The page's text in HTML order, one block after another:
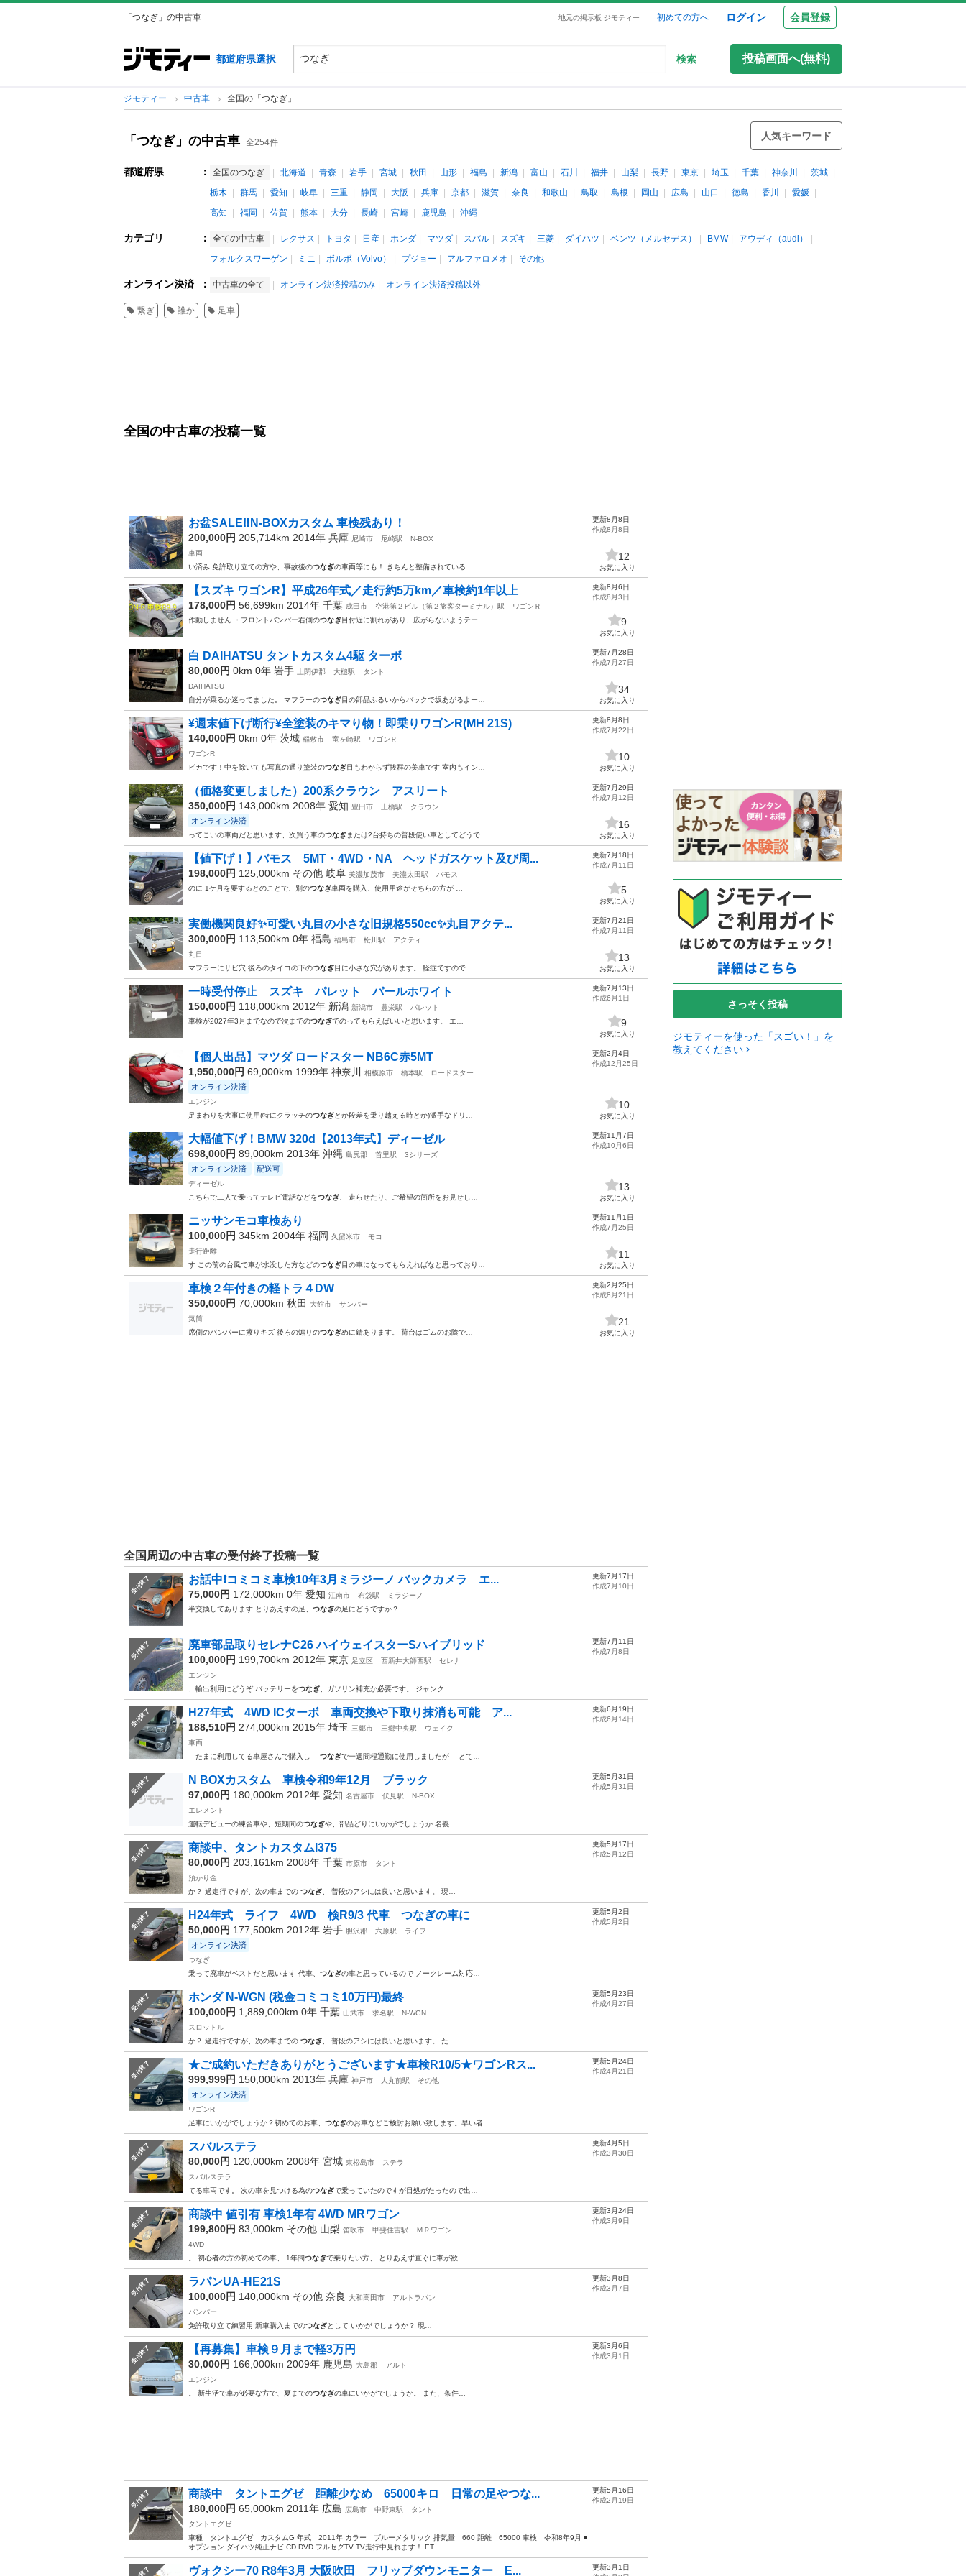
「つなぎ」の中古車 地元の掲示板 ジモティー 初めての方へ ログイン 会員登録
都道府県選択 検索 投稿画面へ(無料)
ジモティー 中古車 全国の「つなぎ」
「つなぎ」の中古車 全254件
人気キーワード
都道府県 ： 全国のつなぎ 北海道 青森 岩手 宮城 秋田 山形 福島 新潟 富山 石川 福井 山梨 長野 東京 埼玉 千葉 神奈川
茨城
栃木
群馬 愛知 岐阜 三重 静岡 大阪 兵庫 京都 滋賀 奈良 和歌山 鳥取 島根 岡山 広島 山口 徳島 香川
愛媛
高知
福岡 佐賀 熊本 大分 長崎 宮崎 鹿児島 沖縄
カテゴリ ： 全ての中古車 レクサス トヨタ 日産 ホンダ マツダ スバル スズキ 三菱 ダイハツ ベンツ（メルセデス） BMW
アウディ（audi）
フォルクスワーゲン
ミニ ボルボ（Volvo） プジョー アルファロメオ その他
オンライン決済 ： 中古車の全て オンライン決済投稿のみ オンライン決済投稿以外
繋ぎ 誰か 足車
全国の中古車の投稿一覧
お盆SALE‼️N-BOXカスタム 車検残あり！
200,000円 205,714km 2014年 兵庫 尼崎市 尼崎駅
N-BOX
車両
い済み 免許取り立ての方や、事故後のつなぎの車両等にも！ きちんと整備されている…
更新8月8日
作成8月8日
12
お気に入り
【スズキ ワゴンR】平成26年式／走行約5万km／車検約1年以上
178,000円 56,699km 2014年 千葉 成田市 空港第２ビル（第２旅客ターミナル）駅
ワゴンＲ
作動しません ・フロントバンパー右側のつなぎ目付近に割れがあり、広がらないようテー…
更新8月6日
作成8月3日
9
お気に入り
白 DAIHATSU タントカスタム4駆 ターボ
80,000円 0km 0年 岩手 上閉伊郡 大槌駅
タント
DAIHATSU
自分が乗るか迷ってました。 マフラーのつなぎ目の部品ふるいからバックで坂あがるよー…
更新7月28日
作成7月27日
34
お気に入り
¥週末値下げ断行¥全塗装のキマり物！即乗りワゴンR(MH 21S)
140,000円 0km 0年 茨城 稲敷市 竜ヶ崎駅
ワゴンＲ
ワゴンR
ピカです！中を除いても写真の通り塗装のつなぎ目もわからず抜群の美車です 室内もイン…
更新8月8日
作成7月22日
10
お気に入り
（価格変更しました）200系クラウン アスリート
350,000円 143,000km 2008年 愛知 豊田市 土橋駅 クラウン
オンライン決済
ってこいの車両だと思います、次買う車のつなぎまたは2台持ちの普段使い車としてどうで…
更新7月29日
作成7月12日
16
お気に入り
【値下げ！】バモス 5MT・4WD・NA ヘッドガスケット及び周...
198,000円 125,000km その他 岐阜 美濃加茂市 美濃太田駅
バモス
のに 1ケ月を要するとのことで、別のつなぎ車両を購入、使用用途がそちらの方が …
更新7月18日
作成7月11日
5
お気に入り
実働機関良好✨️可愛い丸目の小さな旧規格550cc✨️丸目アクテ...
300,000円 113,500km 0年 福島 福島市 松川駅
アクティ
丸目
マフラーにサビ穴 後ろのタイコの下のつなぎ目に小さな穴があります。 軽症ですので…
更新7月21日
作成7月11日
13
お気に入り
一時受付停止 スズキ パレット パールホワイト
150,000円 118,000km 2012年 新潟 新潟市 豊栄駅
パレット
車検が2027年3月までなので次までのつなぎでのってもらえばいいと思います。 エ…
更新7月13日
作成6月1日
9
お気に入り
【個人出品】マツダ ロードスター NB6C赤5MT
1,950,000円 69,000km 1999年 神奈川 相模原市 橋本駅 ロードスター
オンライン決済
エンジン
足まわりを大事に使用(特にクラッチのつなぎとか段差を乗り越える時とか)派手なドリ…
更新2月4日
作成12月25日
10
お気に入り
大幅値下げ！BMW 320d【2013年式】ディーゼル
698,000円 89,000km 2013年 沖縄 島尻郡 首里駅 3シリーズ
オンライン決済 配送可
ディーゼル
こちらで二人で乗ってテレビ電話などをつなぎ 、 走らせたり、ご希望の箇所をお見せし…
更新11月7日
作成10月6日
13
お気に入り
ニッサンモコ車検あり
100,000円 345km 2004年 福岡 久留米市
モコ
走行距離
す この前の台風で車が水没した方などのつなぎ目の車になってもらえればなと思っており…
更新11月1日
作成7月25日
11
お気に入り
車検２年付きの軽トラ４DW
350,000円 70,000km 秋田 大館市
サンバー
気筒
席側のバンパーに擦りキズ 後ろの煽りのつなぎめに錆あります。 荷台はゴムのお陰で…
更新2月25日
作成8月21日
21
お気に入り
全国周辺の中古車の受付終了投稿一覧
受付終了 お話中❗️コミコミ車検10年3月ミラジーノ バックカメラ エ...
75,000円 172,000km 0年 愛知 江南市 布袋駅
ミラジーノ
半交換してあります とりあえずの足、 つなぎの足にどうですか？
更新7月17日
作成7月10日
受付終了 廃車部品取りセレナC26 ハイウェイスターSハイブリッド
100,000円 199,700km 2012年 東京 足立区 西新井大師西駅
セレナ
エンジン
、輸出利用にどうぞ バッテリーをつなぎ 、ガソリン補充か必要です。 ジャンク…
更新7月11日
作成7月8日
受付終了 H27年式 4WD ICターボ 車両交換や下取り抹消も可能 ア...
188,510円 274,000km 2015年 埼玉 三郷市 三郷中央駅
ウェイク
車両
たまに利用してる車屋さんで購入し つなぎで一週間程通勤に使用しましたが とて…
更新6月19日
作成6月14日
受付終了 N BOXカスタム 車検令和9年12月 ブラック
97,000円 180,000km 2012年 愛知 名古屋市 伏見駅
N-BOX
エレメント
運転デビューの練習車や、短期間のつなぎや、部品どりにいかがでしょうか 名義…
更新5月31日
作成5月31日
受付終了 商談中、タントカスタムl375
80,000円 203,161km 2008年 千葉 市原市
タント
預かり金
か？ 過走行ですが、次の車までの つなぎ 、 普段のアシには良いと思います。 現…
更新5月17日
作成5月12日
受付終了 H24年式 ライフ 4WD 検R9/3 代車 つなぎの車に
50,000円 177,500km 2012年 岩手 胆沢郡 六原駅 ライフ
オンライン決済
つなぎ
乗って廃車がベストだと思います 代車、 つなぎの車と思っているので ノークレーム対応…
更新5月2日
作成5月2日
受付終了 ホンダ N-WGN (税金コミコミ10万円)最終
100,000円 1,889,000km 0年 千葉 山武市 求名駅
N-WGN
スロットル
か？ 過走行ですが、次の車までの つなぎ 、 普段のアシには良いと思います。 た…
更新5月23日
作成4月27日
受付終了 ★ご成約いただきありがとうございます★車検R10/5★ワゴンRス...
999,999円 150,000km 2013年 兵庫 神戸市 人丸前駅 その他
オンライン決済
ワゴンR
足車にいかがでしょうか？初めてのお車、 つなぎのお車などご検討お願い致します。早い者…
更新5月24日
作成4月21日
受付終了 スバルステラ
80,000円 120,000km 2008年 宮城 東松島市
ステラ
スバルステラ
てる車両です。 次の車を見つける為のつなぎで乗っていたのですが目処がたったので出…
更新4月5日
作成3月30日
受付終了 商談中 値引有 車検1年有 4WD MRワゴン
199,800円 83,000km その他 山梨 笛吹市 甲斐住吉駅
ＭＲワゴン
4WD
。 初心者の方の初めての車、 1年間つなぎで乗りたい方、 とりあえず直ぐに車が欲…
更新3月24日
作成3月9日
受付終了 ラパンUA-HE21S
100,000円 140,000km その他 奈良 大和高田市
アルトラパン
バンパー
免許取り立て練習用 新車購入までのつなぎとして いかがでしょうか？ 現…
更新3月8日
作成3月7日
受付終了 【再募集】車検９月まで軽3万円
30,000円 166,000km 2009年 鹿児島 大島郡
アルト
エンジン
。 新生活で車が必要な方で、夏までのつなぎの車にいかがでしょうか。 また、条件…
更新3月6日
作成3月1日
受付終了 商談中 タントエグゼ 距離少なめ 65000キロ 日常の足やつな...
180,000円 65,000km 2011年 広島 広島市 中野東駅
タント
タントエグゼ
車種 タントエグゼ カスタムG 年式 2011年 カラー ブルーメタリック 排気量 660 距離 65000 車検 令和8年9月 ◾️
オプション ダイハツ純正ナビ CD DVD フルセグTV TV走行中見れます！ ET...
更新5月16日
作成2月19日
ヴォクシー70 R8年3月 大阪吹田 フリップダウンモニター E...
更新3月1日
さっそく投稿
ジモティーを使った「スゴい！」を
教えてください